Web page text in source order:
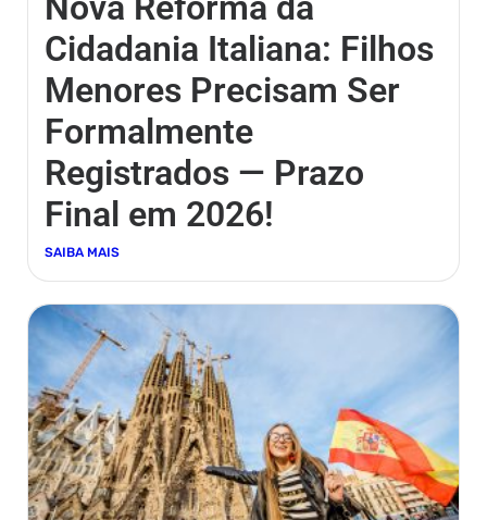
Cidadania Italiana: Filhos
Menores Precisam Ser
Formalmente
Registrados — Prazo
Final em 2026!
SAIBA MAIS